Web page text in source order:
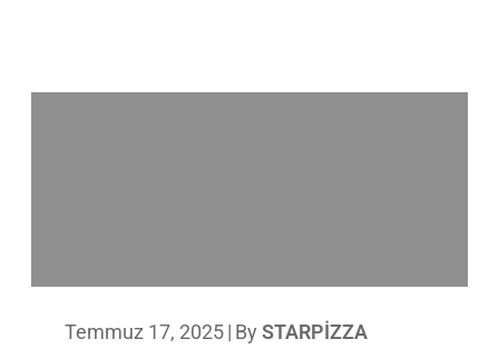
Temmuz 17, 2025| By STARPIZZA